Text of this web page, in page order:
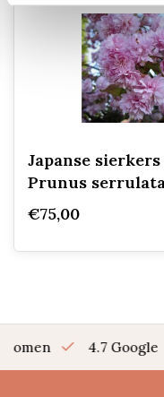
Japanse
Prunus
€75,00
bomen 4.7 Google